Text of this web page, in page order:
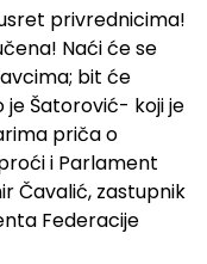
privrednicima!
Naći će se
bit će
Šatorović- koji je
priča o
i Parlament
Čavalić, zastupnik
Federacije